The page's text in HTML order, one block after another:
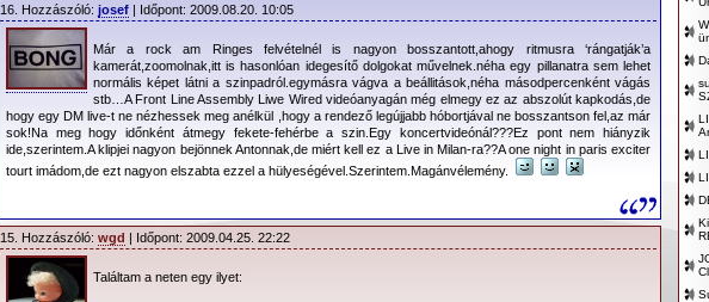
korszak vette kezdetét a „dM történelem”-ben. A szokottól eltérően már az anyag
megjelenését megelőzően előrukkolt a csapat a részletes turnétervvel az új lemez
címéből keresztelt Touring The Angel 2005/2006 néven. A fanatikus rajongótáboráról
is méltán elhíresült depeCHe MODE zenészei a hűséges fanok kitartó szeretete
ellenére sem gondolták volna, hogy még mindig olyan hisztériát képesek kiváltani,
aminek eredményeképpen a Playing The Angel őszi megjelenésére gyakorlatilag
elfogytak a turné 2006-os, európai állomásainak jegyei.
Másfél évtized alatt a
stílusteremtés, a
korszakalkotás, a formabontó
hangszerelés, a mindig újat
16. Hozzászóló: josef | Időpont: 2009.08.20. 10:05
Már a rock am Ringes felvételnél is nagyon bosszantott,ahogy ritmusra ‘rángatják’a
kamerát,zoomolnak,itt is hasonlóan idegesítő dolgokat művelnek.néha egy pillanatra sem lehet
normális képet látni a szinpadról.egymásra vágva a beállitások,néha másodpercenként vágás
stb…A Front Line Assembly Liwe Wired videóanyagán még elmegy ez az abszolút kapkodás,de
hogy egy DM live-t ne nézhessek meg anélkül ,hogy a rendező legújjabb hóbortjával ne bosszantson fel,az már
sok!Na meg hogy időnként átmegy fekete-fehérbe a szin.Egy koncertvideónál???Ez pont nem hiányzik
ide,szerintem.A klipjei nagyon bejönnek Antonnak,de miért kell ez a Live in Milan-ra??A one night in paris exciter
tourt imádom,de ezt nagyon elszabta ezzel a hülyeségével.Szerintem.Magánvélemény.
15. Hozzászóló: wgd | Időpont: 2009.04.25. 22:22
Találtam a neten egy ilyet: